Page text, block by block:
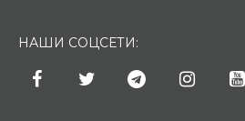
НАШИ СОЦСЕТИ: